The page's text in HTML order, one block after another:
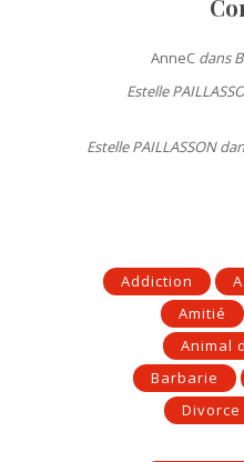
AnneC dans
Estelle
Estelle PAILLASSON
Addiction
Amitié
Animal
Barbarie
Divorce